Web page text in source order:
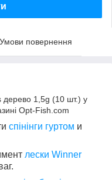
Умови повернення
дерево 1,5g (10 шт.) у
Opt-Fish.com
спінінги гуртом и
лески Winner